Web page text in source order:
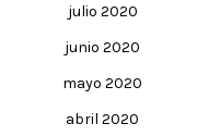
julio 2020
junio 2020
mayo 2020
abril 2020